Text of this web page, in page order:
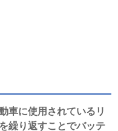
車に使用されているリ
繰り返すことでバッテ